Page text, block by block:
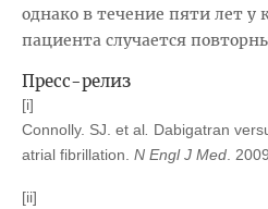
однако в течение пяти лет у
пациента случается
Пресс-релиз
[i]
Connolly. SJ. et al. Dabigatran
atrial fibrillation. N Engl J Med.
[ii]